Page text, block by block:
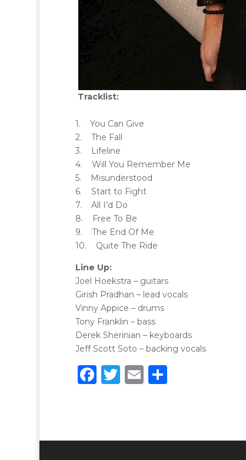
Tracklist:
1. You Can Give
2. The Fall
3. Lifeline
4. Will You Remember Me
5. Misunderstood
6. Start to Fight
7. All I’d Do
8. Free To Be
9. The End Of Me
10. Quite The Ride
Line Up:
Joel Hoekstra – guitars
Girish Pradhan – lead vocals
Vinny Appice – drums
Tony Franklin – bass
Derek Sherinian – keyboards
Jeff Scott Soto – backing vocals
F T E C